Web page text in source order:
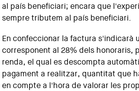
al país beneficiari; encara que
sempre tributem al país beneficiari.
En confeccionar la factura s'indicarà
corresponent al 28% dels honoraris,
renda, el qual es descompta
pagament a realitzar, quantitat que
en compte a l'hora de valorar les